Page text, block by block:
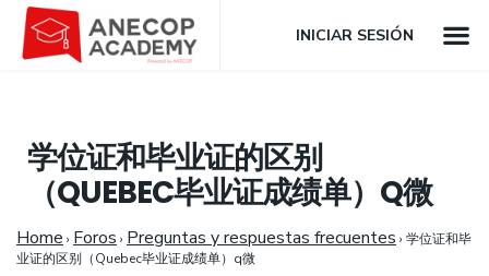
INICIAR SESIÓN
学位证和毕业证的区别
（QUEBEC毕业证成绩单）Q微
Home › Foros › Preguntas y respuestas frecuentes › 学位证和毕
业证的区别（Quebec毕业证成绩单）q微